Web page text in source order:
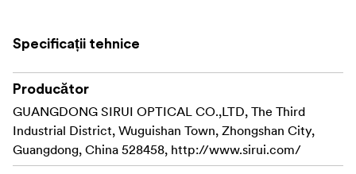
trepied video să fie rapidă și sigură.
Pentru rapiditate și confort, fiecare picior are un
mecanism automat de blocare a unghiului
piciorului.
Picioare ușoare din 10 straturi de fibră de carbon
100%.
Specificații tehnice
Producător
GUANGDONG SIRUI OPTICAL CO.,LTD, The Third
Industrial District, Wuguishan Town, Zhongshan City,
Guangdong, China 528458, http://www.sirui.com/